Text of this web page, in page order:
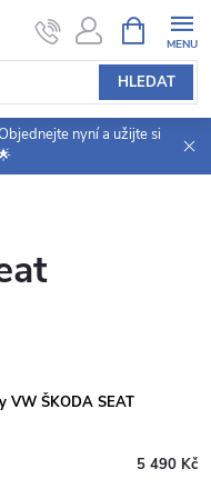
HLEDAT
NÁKUPNÍ
KOŠÍK
nyní a užijte si
VW ŠKODA SEAT
5 490 Kč